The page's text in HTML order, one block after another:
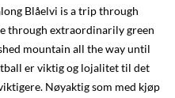
Blåelvi is a trip through
through extraordinarily green
mountain all the way until
er viktig og lojalitet til det
Nøyaktig som med kjøp